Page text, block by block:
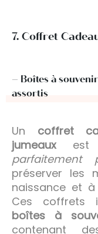
7. Coffret
– Boîtes à
assortis
Un coffret
jumeaux est
parfaitement
préserver les
naissance et
Ces coffrets
boîtes à
contenant